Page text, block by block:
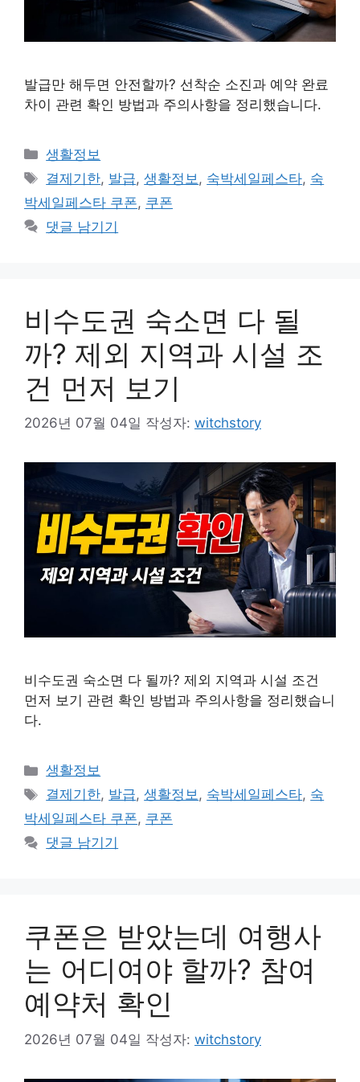
발급만 해두면 안전할까? 선착순 소진과 예약 완료
차이 관련 확인 방법과 주의사항을 정리했습니다.
카
테
리
생활정보
태
그
결제기한, 발급,생활정보 , 숙박세일페스타, 숙
박세일페스타 쿠폰, 쿠폰
댓글 남기기
비수도권 숙소면 다 될
까? 제외 지역과 시설 조
건 먼저 보기
2026년 07월 04일 작성자: witchstory
비수도권 숙소면 다 될까? 제외 지역과 시설 조건
먼저 보기 관련 확인 방법과 주의사항을 정리했습니
다.
카
테
리
생활정보
태
그
결제기한, 발급,생활정보, 숙박세일페스타, 숙
박세일페스타 쿠폰, 쿠폰
댓글 남기기
쿠폰은 받았는데 여행사
는 어디여야 할까? 참여
예약처 확인
2026년 07월 04일 작성자: witchstory